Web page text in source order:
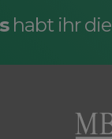
habt ihr die